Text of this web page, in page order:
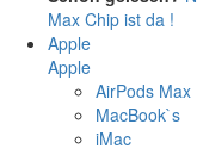
Max Chip ist da !
Apple
Apple
AirPods Max
MacBook`s
iMac